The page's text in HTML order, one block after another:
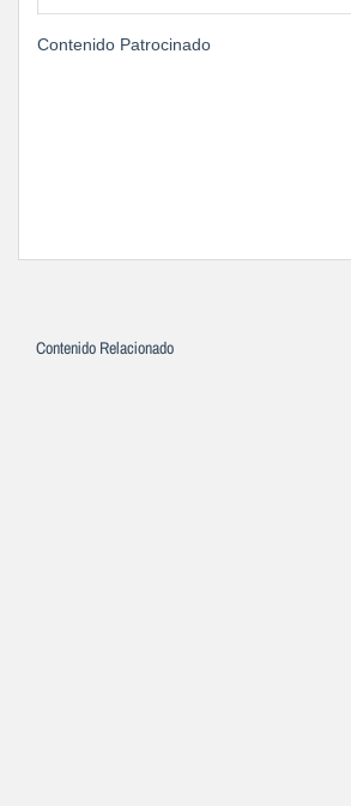
Contenido Patrocinado
Contenido Relacionado